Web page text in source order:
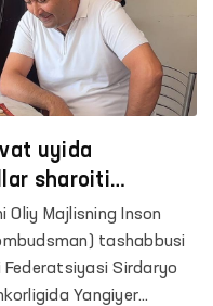
uyida
sharoiti
Majlisning Inson
tashabbusi
Federatsiyasi Sirdaryo
Yangiyer